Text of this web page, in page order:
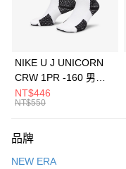
華南商業銀行
上海商業儲蓄銀行
元大商業銀行
台灣樂天信用卡公司
Apple Pay
全盈+PAY
AFTEE先享後付
【關於「AFTEE先享後付」】
便利好安心！
運送方式
NIKE U J UNICORN
CRW 1PR -160 男女
中統襪 FZ3393100
NT$446
NT$550
品牌
NEW ERA